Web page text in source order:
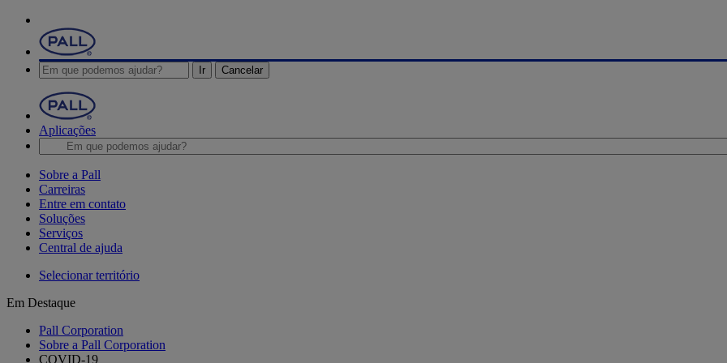
Ir Cancelar
Aplicações
Sobre a Pall
Carreiras
Entre em contato
Soluções
Serviços
Central de ajuda
Selecionar território
Em Destaque
Pall Corporation
Sobre a Pall Corporation
COVID-19